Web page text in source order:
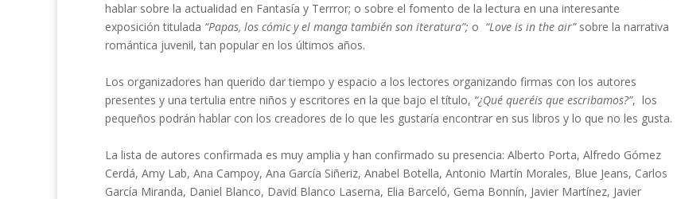
hablar sobre la actualidad en Fantasía y Terrror; o sobre el fomento de la lectura en una interesante
exposición titulada “Papas, los cómic y el manga también son iteratura”; o “Love is in the air”sobre la narrativa
romántica juvenil, tan popular en los últimos años.
Los organizadores han querido dar tiempo y espacio a los lectores organizando firmas con los autores
presentes y una tertulia entre niños y escritores en la que bajo el título, “¿Qué queréis que escribamos?”, los
pequeños podrán hablar con los creadores de lo que les gustaría encontrar en sus libros y lo que no les gusta.
La lista de autores confirmada es muy amplia y han confirmado su presencia: Alberto Porta, Alfredo Gómez
Cerdá, Amy Lab, Ana Campoy, Ana García Siñeriz, Anabel Botella, Antonio Martín Morales, Blue Jeans, Carlos
García Miranda, Daniel Blanco, David Blanco Laserna, Elia Barceló, Gema Bonnín, Javier Martínez, Javier